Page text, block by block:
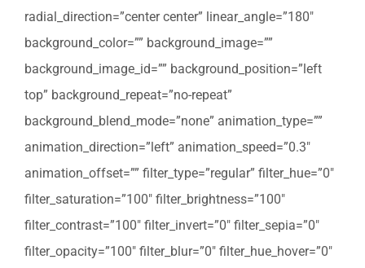
radial_direction=”center center” linear_angle=”180″
background_color=”” background_image=””
background_image_id=”” background_position=”left
top” background_repeat=”no-repeat”
background_blend_mode=”none” animation_type=””
animation_direction=”left” animation_speed=”0.3″
animation_offset=”” filter_type=”regular” filter_hue=”0″
filter_saturation=”100″ filter_brightness=”100″
filter_contrast=”100″ filter_invert=”0″ filter_sepia=”0″
filter_opacity=”100″ filter_blur=”0″ filter_hue_hover=”0″